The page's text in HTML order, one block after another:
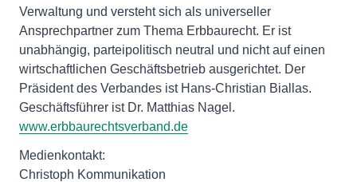
Verwaltung und versteht sich als universeller
Ansprechpartner zum Thema Erbbaurecht. Er ist
unabhängig, parteipolitisch neutral und nicht auf einen
wirtschaftlichen Geschäftsbetrieb ausgerichtet. Der
Präsident des Verbandes ist Hans-Christian Biallas.
Geschäftsführer ist Dr. Matthias Nagel.
www.erbbaurechtsverband.de
Medienkontakt:
Christoph Kommunikation